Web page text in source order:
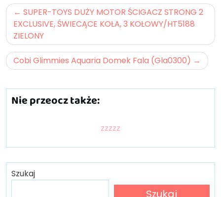
Nawigacja
wpisu
SUPER-TOYS DUŻY MOTOR ŚCIGACZ STRONG 2
EXCLUSIVE, ŚWIECĄCE KOŁA, 3 KOŁOWY/HT5188
ZIELONY
Cobi Glimmies Aquaria Domek Fala (Gla0300)
Nie przeocz także:
zzzzz
Szukaj
Szukaj